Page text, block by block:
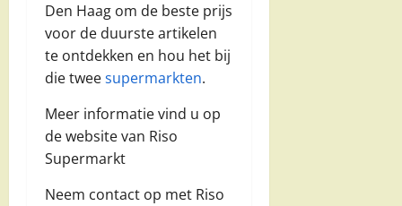
Den Haag om de beste prijs
voor de duurste artikelen
te ontdekken en hou het bij
die tweesupermarkten.
Meer informatie vind u op
de website van Riso
Supermarkt
Neem contact op met Riso